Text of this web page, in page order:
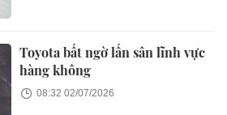
Toyota bất ngờ lấn sân lĩnh vực
hàng không
08:32 02/07/2026